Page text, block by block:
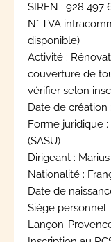
SIREN : 928 497
N° TVA
disponible)
Activité :
couverture de
vérifier selon
Date de
Forme juridique
(SASU)
Dirigeant :
Nationalité :
Date de
Siège personnel
Lançon-